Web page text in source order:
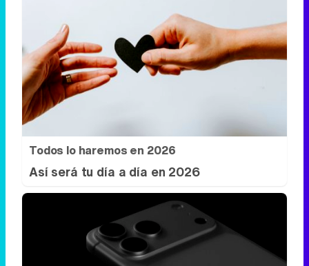
Todos lo haremos en 2026
Así será tu día a día en 2026